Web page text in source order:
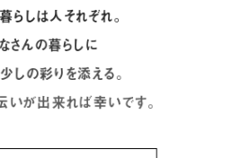
らしは人それぞれ。
さんの暮らしに
しの彩りを添える。
いが出来れば幸いです。